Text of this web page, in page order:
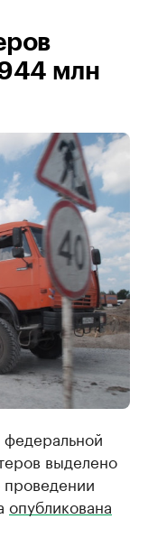
млн
федеральной
выделено
опубликована